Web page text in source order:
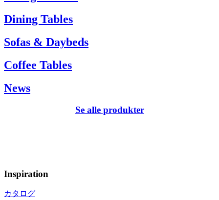
Dining Tables
Sofas & Daybeds
Coffee Tables
News
Se alle produkter
Inspiration
カタログ